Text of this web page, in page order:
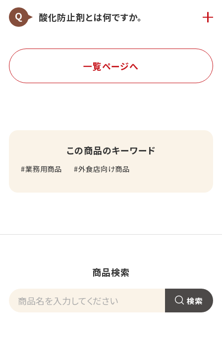
酸化防止剤とは何ですか。
一覧ページへ
この商品のキーワード
業務用商品 外食店向け商品
商品検索